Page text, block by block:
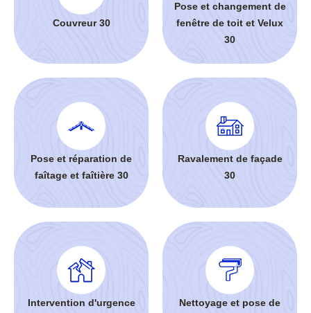
Couvreur 30
Pose et changement de
fenêtre de toit et Velux
30
Pose et réparation de
faîtage et faîtière 30
Ravalement de façade
30
Intervention d'urgence
Nettoyage et pose de